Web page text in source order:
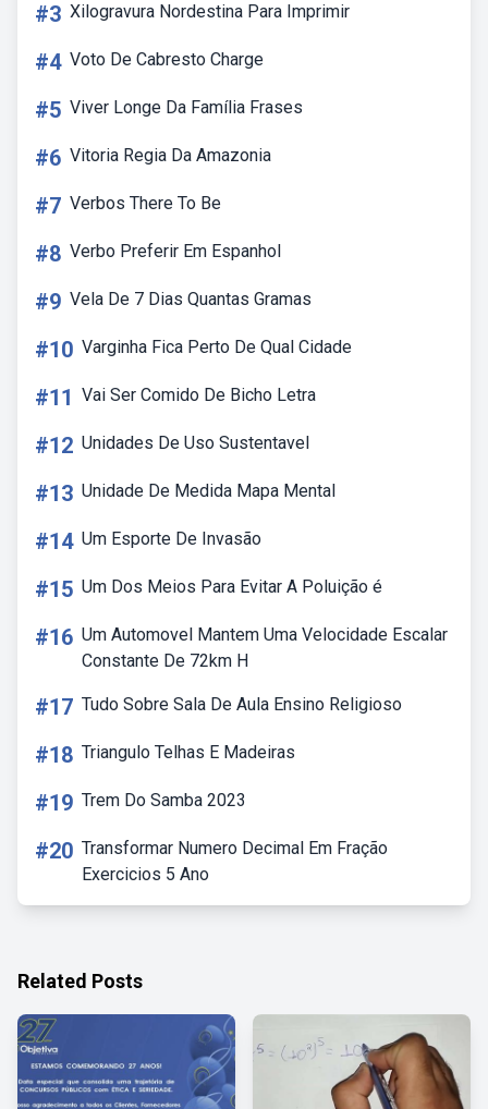
#3 Xilogravura Nordestina Para Imprimir
#4 Voto De Cabresto Charge
#5 Viver Longe Da Família Frases
#6 Vitoria Regia Da Amazonia
#7 Verbos There To Be
#8 Verbo Preferir Em Espanhol
#9 Vela De 7 Dias Quantas Gramas
#10 Varginha Fica Perto De Qual Cidade
#11 Vai Ser Comido De Bicho Letra
#12 Unidades De Uso Sustentavel
#13 Unidade De Medida Mapa Mental
#14 Um Esporte De Invasão
#15 Um Dos Meios Para Evitar A Poluição é
#16 Um Automovel Mantem Uma Velocidade Escalar
Constante De 72km H
#17 Tudo Sobre Sala De Aula Ensino Religioso
#18 Triangulo Telhas E Madeiras
#19 Trem Do Samba 2023
#20 Transformar Numero Decimal Em Fração
Exercicios 5 Ano
Related Posts